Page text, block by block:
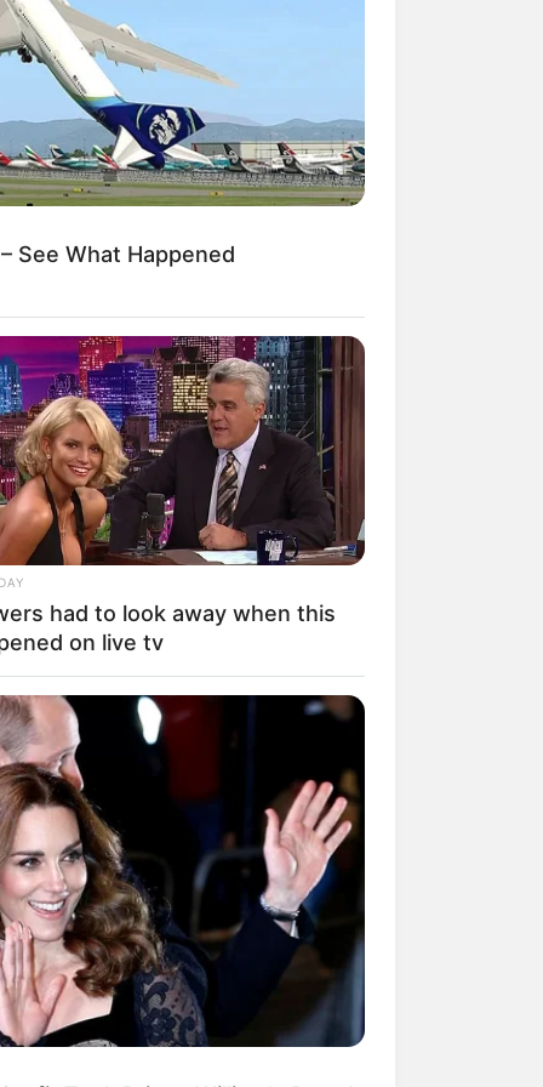
Lucu Seputar Malam
ala Jomblo yang Bikin
Kanopi Tempat
Serasa Beristirahat di
Raja
Lebih Modern, 7 Potret
Renovasi Rumah Berusia
See What Happened
had to look away when this
on live tv